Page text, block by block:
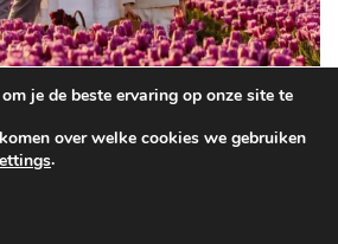
Ik woon in Houten, vlakbij Utrecht, samen met
je de beste ervaring op onze site te
over welke cookies we gebruiken
.